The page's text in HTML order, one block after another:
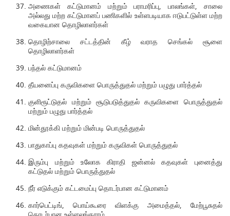
அணைகள் கட்டுமானம் மற்றும் பராமரிப்பு, பாலங்கள், சாலை
அல்லது மற்ற கட்டுமானப் பணிகளில் உள்ளபடியாக ஈடுபட்டுள்ள மற்ற
வகையான தொழிலாளர்கள்
தொழிற்சாலை சட்டத்தின் கீழ் வராத செங்கல் சூளை
தொழிலாளர்கள்
பந்தல் கட்டுமானம்
தீயனைப்பு கருவிகளை பொருத்துதல் மற்றும் பழுது பார்த்தல்
குளிரூட்டுதல் மற்றும் சூடுபடுத்துதல் கருவிகளை பொருத்துதல்
மற்றும் பழுது பார்த்தல்
மின்தூக்கி மற்றும் மின்படி பொருத்துதல்
பாதுகாப்பு கதவுகள் மற்றும் கருவிகள் பொருத்துதல்
இரும்பு மற்றும் உலோக கிராதி ஜன்னல் கதவுகள் புனைத்து
கட்டுதல் மற்றும் பொருத்துதல்
நீர் எடுக்கும் கட்டமைப்பு தொடர்பான கட்டுமானம்
கார்பெட்டிங், பொய்கூரை விளக்கு அமைத்தல், மேற்பூசுதல்